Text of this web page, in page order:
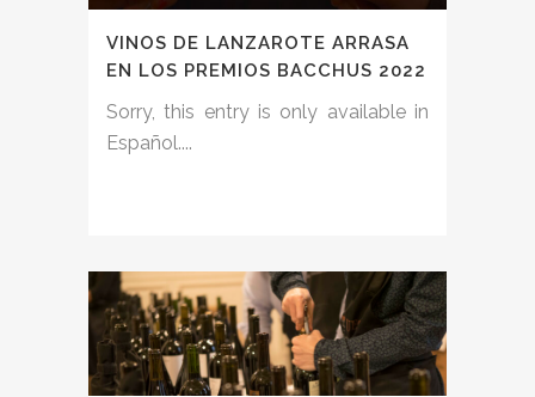
VINOS DE LANZAROTE ARRASA
EN LOS PREMIOS BACCHUS 2022
Sorry, this entry is only available in
Español....